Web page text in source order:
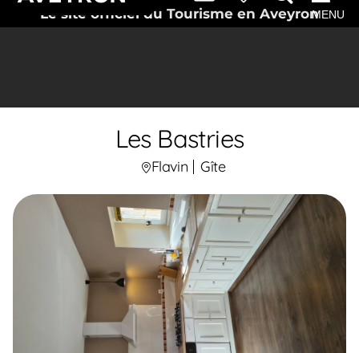
Le site officiel du Tourisme en AveyronMENU
Les Bastries
Flavin Gîte